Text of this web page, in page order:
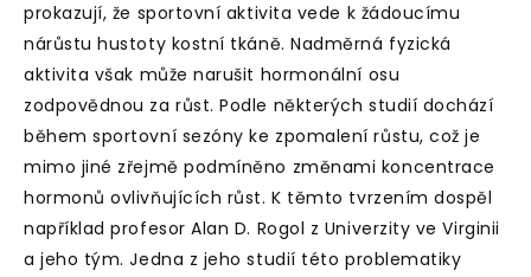
prokazují, že sportovní aktivita vede k žádoucímu
nárůstu hustoty kostní tkáně. Nadměrná fyzická
aktivita však může narušit hormonální osu
zodpovědnou za růst. Podle některých studií dochází
během sportovní sezóny ke zpomalení růstu, což je
mimo jiné zřejmě podmíněno změnami koncentrace
hormonů ovlivňujících růst. K těmto tvrzením dospěl
například profesor Alan D. Rogol z Univerzity ve Virginii
a jeho tým. Jedna z jeho studií této problematiky